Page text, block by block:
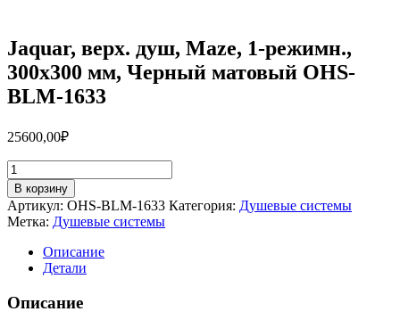
Jaquar, верх. душ, Maze, 1-режимн.,
300х300 мм, Черный матовый OHS-
BLM-1633
25600,00₽
Количество
товара
Jaquar,
верх.
душ,
Maze,
режимн.,
300х300
мм,
В корзину
Артикул: OHS-BLM-1633 Категория: Душевые системы
Метка: Душевые системы
Описание
Детали
Описание